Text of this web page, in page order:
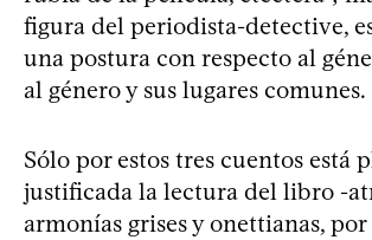
figura del periodista-detective,
una postura con respecto al
al género y sus lugares comunes.
Sólo por estos tres cuentos está
justificada la lectura del libro -
armonías grises y onettianas,